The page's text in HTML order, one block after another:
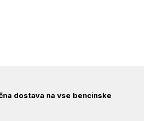
dostava na vse bencinske